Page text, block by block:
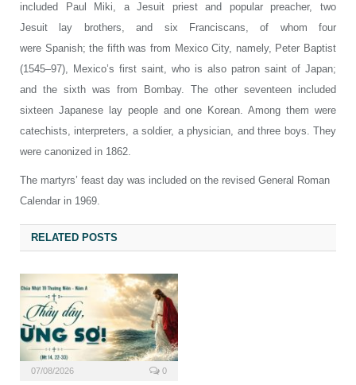
included Paul Miki, a Jesuit priest and popular preacher, two
Jesuit lay brothers, and six Franciscans, of whom four
were Spanish; the fifth was from Mexico City, namely, Peter Baptist
(1545–97), Mexico’s first saint, who is also patron saint of Japan;
and the sixth was from Bombay. The other seventeen included
sixteen Japanese lay people and one Korean. Among them were
catechists, interpreters, a soldier, a physician, and three boys. They
were canonized in 1862.
The martyrs’ feast day was included on the revised General Roman
Calendar in 1969.
RELATED POSTS
07/08/2026 0